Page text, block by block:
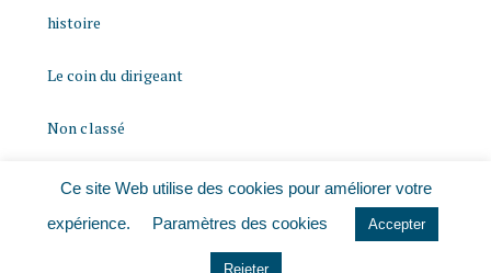
histoire
Le coin du dirigeant
Non classé
quizz
Ce site Web utilise des cookies pour améliorer votre
expérience.
Paramètres des cookies Accepter
Rejeter